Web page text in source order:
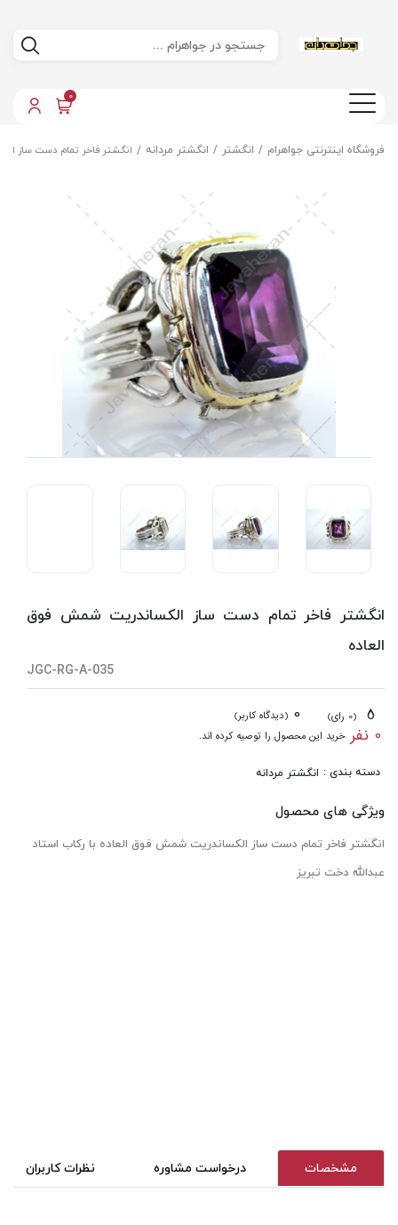
0
فروشگاه اینترنتی جواهرام انگشتر انگشتر مردانه انگشتر فاخر تمام دست ساز
انگشتر فاخر تمام دست ساز الکساندریت شمش فوق
العاده
JGC-RG-A-035
(0 رای) 0 (دیدگاه کاربر)
0 نفر خرید این محصول را توصیه کرده اند.
دسته بندی : انگشتر مردانه
ویژگی های محصول
انگشتر فاخر تمام دست ساز الکساندریت شمش فوق العاده با رکاب استاد
عبدالله دخت تبریز
مشخصات درخواست مشاوره نظرات کاربران